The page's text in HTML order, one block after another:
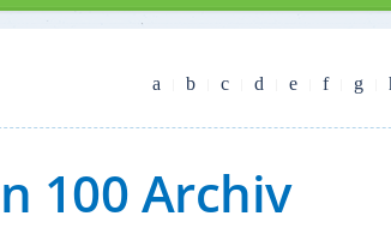
a b c d e f g
100 Archiv